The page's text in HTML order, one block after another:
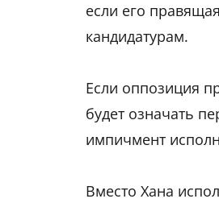
если его
кандидатурам.
Если оппозиция
будет означать
импичмент
Вместо Хана